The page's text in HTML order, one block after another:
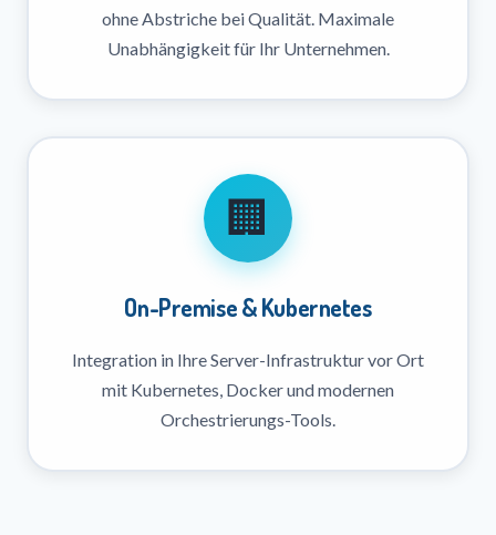
ohne Abstriche bei Qualität. Maximale
Unabhängigkeit für Ihr Unternehmen.
🏢
On-Premise & Kubernetes
Integration in Ihre Server-Infrastruktur vor Ort
mit Kubernetes, Docker und modernen
Orchestrierungs-Tools.